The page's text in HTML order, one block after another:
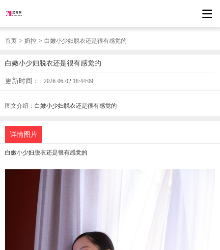
首页 > 奶控 > 白嫩小少妇脱衣还是很有感觉的
白嫩小少妇脱衣还是很有感觉的
更新时间： 2026-06-02 18:44:09
图文介绍： 白嫩小少妇脱衣还是很有感觉的
详情图片
白嫩小少妇脱衣还是很有感觉的